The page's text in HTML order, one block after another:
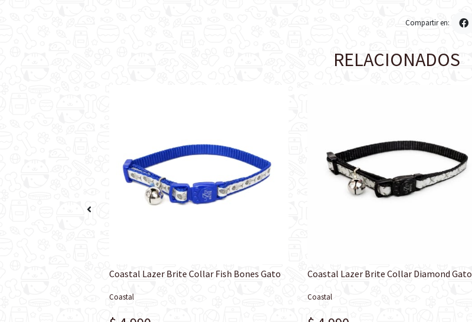
Compartir en:
RELACIONADOS
Coastal Lazer Brite Collar Fish Bones Gato
Coastal
Coastal Lazer Brite Collar Diamond Gato
Coastal